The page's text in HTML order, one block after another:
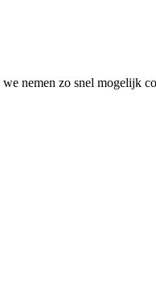
nemen zo snel mogelijk